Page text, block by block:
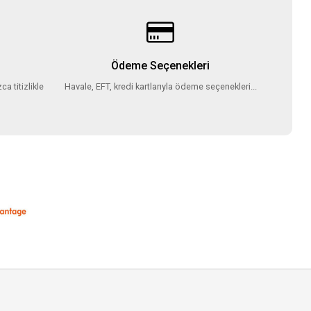
titizlikle
Ödeme Seçenekleri
Havale, EFT, kredi kartlarıyla ödeme seçenekleri...